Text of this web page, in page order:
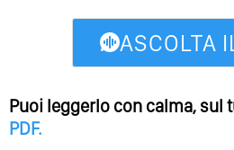
ASCOLTA
Puoi leggerlo con calma, sul
PDF.